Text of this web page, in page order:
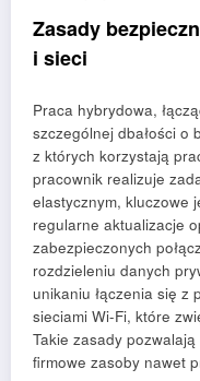
Zasady
i sieci
Praca hybrydowa,
szczególnej dbałości o
z których korzystają
pracownik realizuje
elastycznym, kluczowe
regularne aktualizacje
zabezpieczonych
rozdzieleniu danych
unikaniu łączenia się z
sieciami Wi-Fi, które
Takie zasady
firmowe zasoby nawet